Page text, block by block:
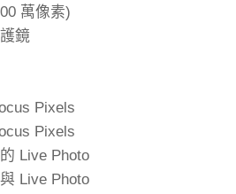
萬像素)
鏡
Pixels
Pixels
Live Photo
Live Photo